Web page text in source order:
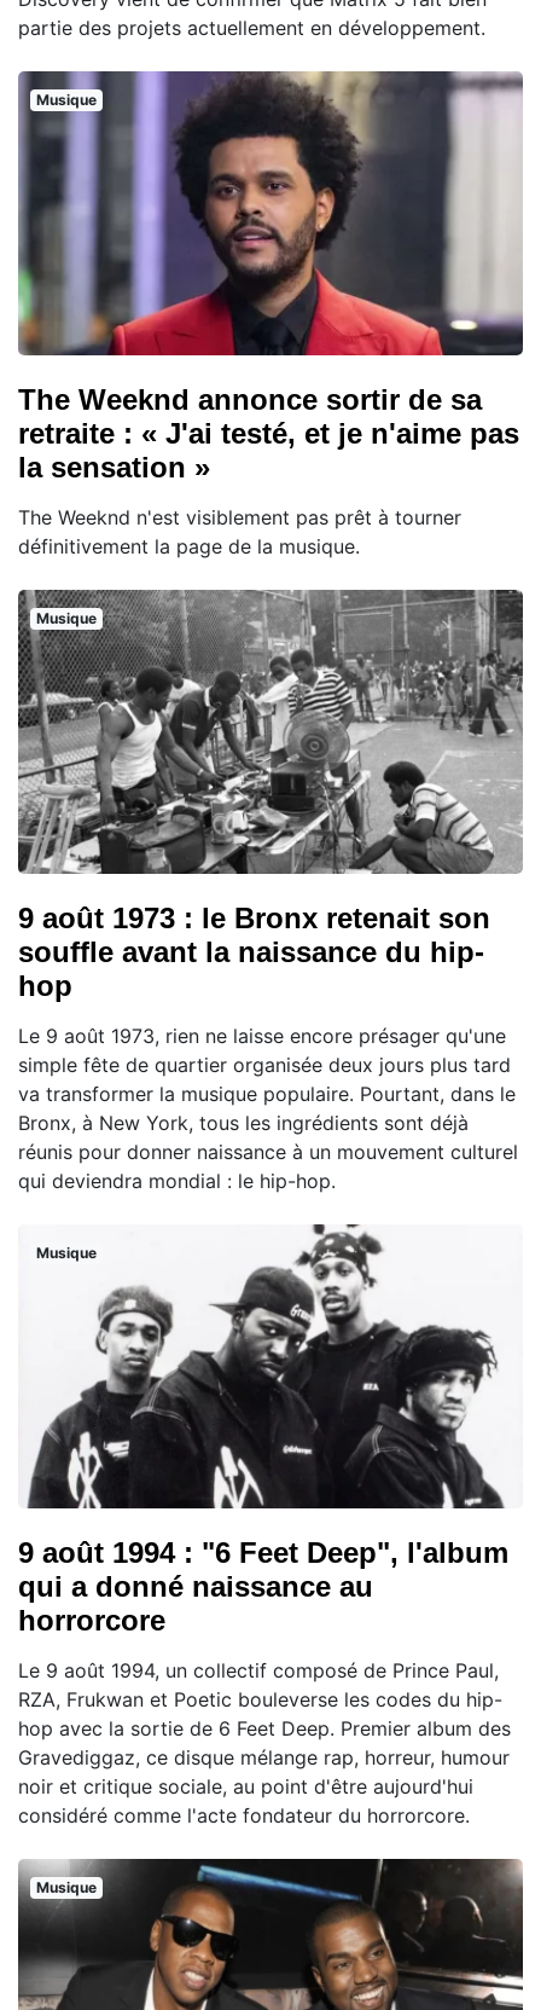
partie des projets actuellement en développement.
Musique
The Weeknd annonce sortir de sa
retraite : « J'ai testé, et je n'aime pas
la sensation »
The Weeknd n'est visiblement pas prêt à tourner
définitivement la page de la musique.
Musique
9 août 1973 : le Bronx retenait son
souffle avant la naissance du hip-
hop
Le 9 août 1973, rien ne laisse encore présager qu'une
simple fête de quartier organisée deux jours plus tard
va transformer la musique populaire. Pourtant, dans le
Bronx, à New York, tous les ingrédients sont déjà
réunis pour donner naissance à un mouvement culturel
qui deviendra mondial : le hip-hop.
Musique
9 août 1994 : "6 Feet Deep", l'album
qui a donné naissance au
horrorcore
Le 9 août 1994, un collectif composé de Prince Paul,
RZA, Frukwan et Poetic bouleverse les codes du hip-
hop avec la sortie de 6 Feet Deep. Premier album des
Gravediggaz, ce disque mélange rap, horreur, humour
noir et critique sociale, au point d'être aujourd'hui
considéré comme l'acte fondateur du horrorcore.
Musique